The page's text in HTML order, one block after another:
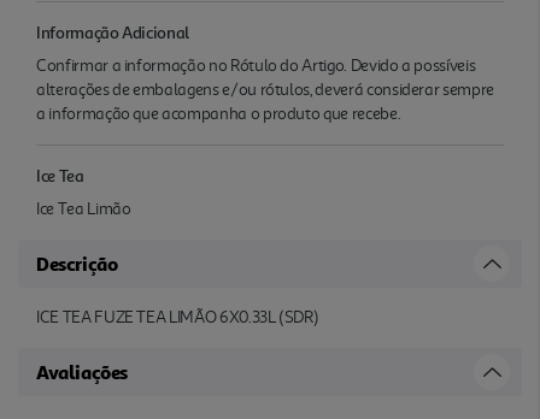
Informação Adicional
Confirmar a informação no Rótulo do Artigo. Devido a possíveis
alterações de embalagens e/ou rótulos, deverá considerar sempre
a informação que acompanha o produto que recebe.
Ice Tea
Ice Tea Limão
Descrição
ICE TEA FUZE TEA LIMÃO 6X0.33L (SDR)
Avaliações